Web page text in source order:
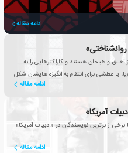
ادامه مقاله
تعلیق و هیجان هستند و کاراکترهایی را به
یا عطشی برای انتقام به انگیزه هایشان شکل
ادامه مقاله
آمریکا»
از برترین نویسندگان در «ادبیات آمریکا»
ادامه مقاله